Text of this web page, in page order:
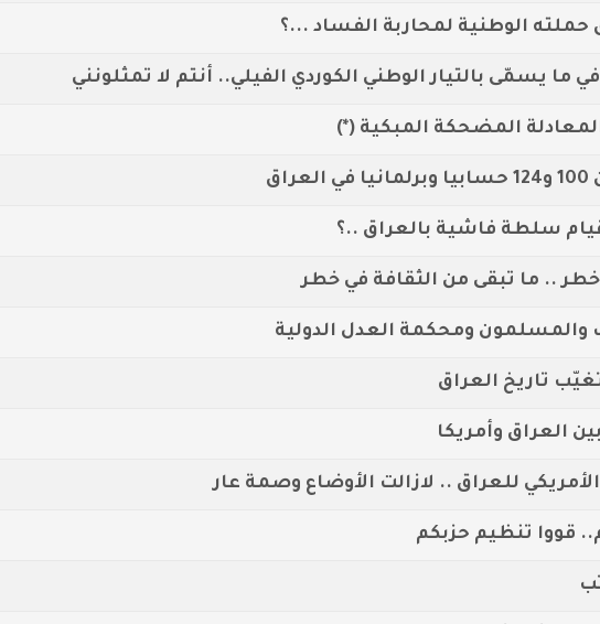
حملته الوطنية لمحاربة الفساد ...؟
ما يسمّى بالتيار الوطني الكوردي الفيلي.. أنتم لا تمثلونني
المضحكة المبكية (*)
سلطة فاشية بالعراق ..؟
.. ما تبقى من الثقافة في خطر
والمسلمون ومحكمة العدل الدولية
تاريخ العراق
العراق وأمريكا
للعراق .. لازالت الأوضاع وصمة عار
قووا تنظيم حزبكم